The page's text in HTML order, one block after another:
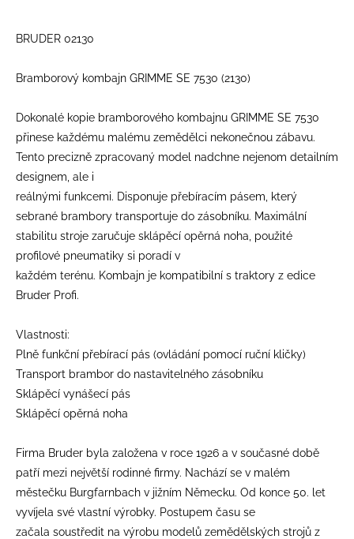
BRUDER 02130
Bramborový kombajn GRIMME SE 75­30 (2130)
Dokonalé kopie bramborového kombajnu GRIMME SE 75­30
přinese každému malému zemědělci nekonečnou zábavu.
Tento precizně zpracovaný model nadchne nejenom detailním
designem, ale i
reálnými funkcemi. Disponuje přebíracím pásem, který
sebrané brambory transportuje do zásobníku. Maximální
stabilitu stroje zaručuje sklápěcí opěrná noha, použité
profilové pneumatiky si poradí v
každém terénu. Kombajn je kompatibilní s traktory z edice
Bruder Profi.
Vlastnosti:
Plně funkční přebírací pás (ovládání pomocí ruční kličky)
Transport brambor do nastavitelného zásobníku
Sklápěcí vynášecí pás
Sklápěcí opěrná noha
Firma Bruder byla založena v roce 1926 a v současné době
patří mezi největší rodinné firmy. Nachází se v malém
městečku Burgfarnbach v jižním Německu. Od konce 50. let
vyvíjela své vlastní výrobky. Postupem času se
začala soustředit na výrobu modelů zemědělských strojů z